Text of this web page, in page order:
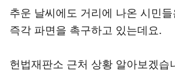
추운 날씨에도 거리에 나온 시민
즉각 파면을 촉구하고 있는데요.
헌법재판소 근처 상황 알아보겠습